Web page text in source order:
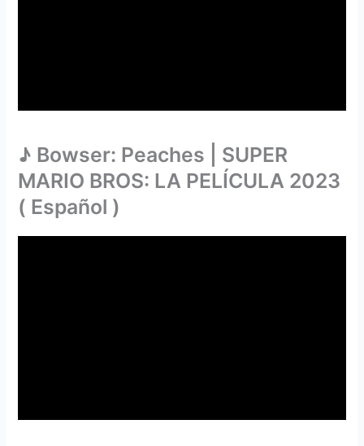
♪ Bowser: Peaches | SUPER
MARIO BROS: LA PELÍCULA 2023
( Español )